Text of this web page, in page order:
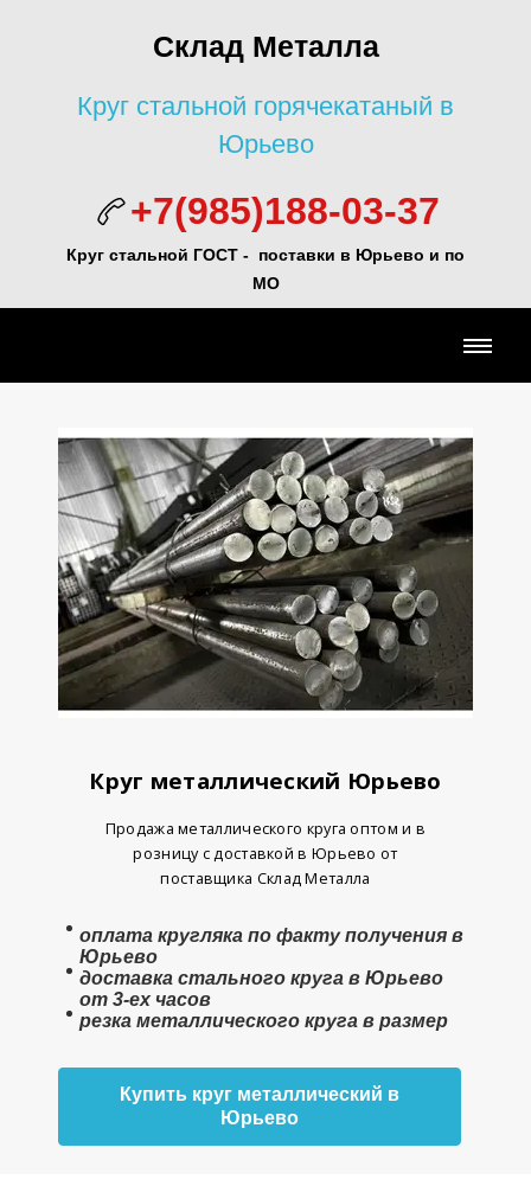
Склад Металла
Круг стальной горячекатаный в
Юрьево
+7(985)188-03-37
Круг стальной ГОСТ - поставки в Юрьево и по
МО
Круг металлический Юрьево
Продажа металлического круга оптом и в
розницу с доставкой в Юрьево от
поставщика Склад Металла
оплата кругляка по факту получения в
Юрьево
доставка стального круга в Юрьево
от 3-ех часов
резка металлического круга в размер
Купить круг металлический в
Юрьево